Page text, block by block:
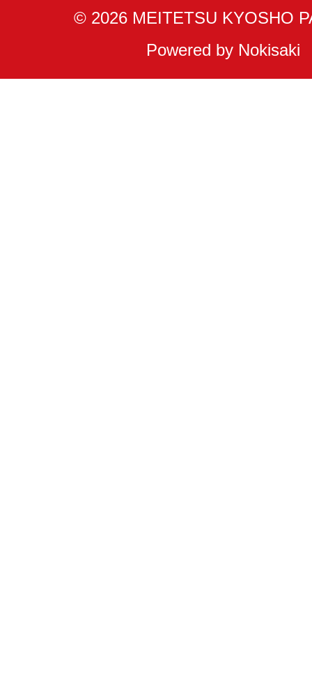
© 2026 MEITETSU KYOSHO
Powered by Nokisaki